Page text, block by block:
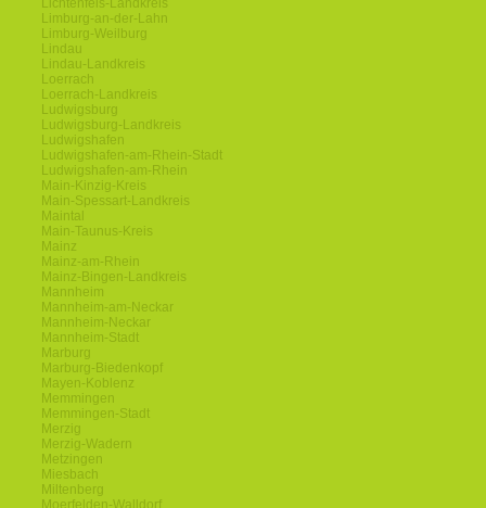
Lichtenfels-Landkreis
Limburg-an-der-Lahn
Limburg-Weilburg
Lindau
Lindau-Landkreis
Loerrach
Loerrach-Landkreis
Ludwigsburg
Ludwigsburg-Landkreis
Ludwigshafen
Ludwigshafen-am-Rhein-Stadt
Ludwigshafen-am-Rhein
Main-Kinzig-Kreis
Main-Spessart-Landkreis
Maintal
Main-Taunus-Kreis
Mainz
Mainz-am-Rhein
Mainz-Bingen-Landkreis
Mannheim
Mannheim-am-Neckar
Mannheim-Neckar
Mannheim-Stadt
Marburg
Marburg-Biedenkopf
Mayen-Koblenz
Memmingen
Memmingen-Stadt
Merzig
Merzig-Wadern
Metzingen
Miesbach
Miltenberg
Moerfelden-Walldorf